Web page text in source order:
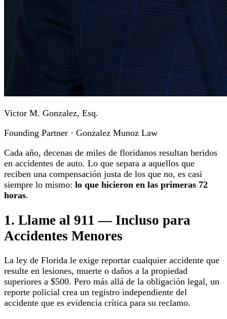
Victor M. Gonzalez, Esq.
Founding Partner · Gonzalez Munoz Law
Cada año, decenas de miles de floridanos resultan heridos
en accidentes de auto. Lo que separa a aquellos que
reciben una compensación justa de los que no, es casi
siempre lo mismo: lo que hicieron en las primeras 72
horas.
1. Llame al 911 — Incluso para
Accidentes Menores
La ley de Florida le exige reportar cualquier accidente que
resulte en lesiones, muerte o daños a la propiedad
superiores a $500. Pero más allá de la obligación legal, un
reporte policial crea un registro independiente del
accidente que es evidencia crítica para su reclamo.